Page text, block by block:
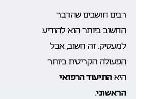
רבים חושבים שהדבר
החשוב ביותר הוא להודיע
למעסיק. זה חשוב, אבל
הפעולה הקריטית ביותר
היאהתיעוד הרפואי
הראשוני.